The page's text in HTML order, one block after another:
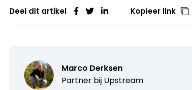
Deel dit artikel Kopieer link
Marco Derksen
Partner bij Upstream